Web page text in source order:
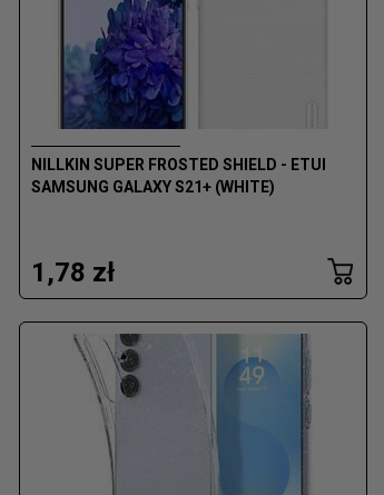
NILLKIN SUPER FROSTED SHIELD - ETUI
SAMSUNG GALAXY S21+ (WHITE)
1,78 zł